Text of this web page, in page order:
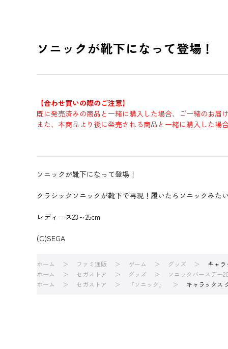
ソニックが靴下になって登場！
【合わせ買いの際のご注意】
既に発売済みの商品と一緒に購入した場合、ご一緒のお届
また、本商品より後に発売される商品と一緒に購入した場
ソニックが靴下になって登場！
クラシックソニックが靴下で再現！履いたらソニックみた
レディース23～25cm
(C)SEGA
ホーム ファミ通販 ゲーム グッズ
キャ
ホーム
セガストア グッズ ソニックバースデー
ホーム
セガストア 『ソニック』 キャラックス